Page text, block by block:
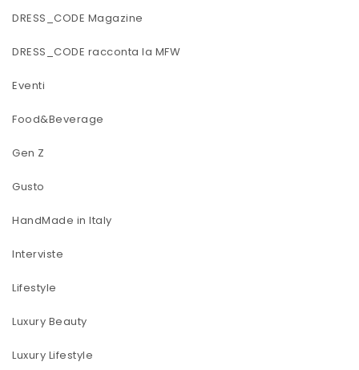
DRESS_CODE Magazine
DRESS_CODE racconta la MFW
Eventi
Food&Beverage
Gen Z
Gusto
HandMade in Italy
Interviste
Lifestyle
Luxury Beauty
Luxury Lifestyle